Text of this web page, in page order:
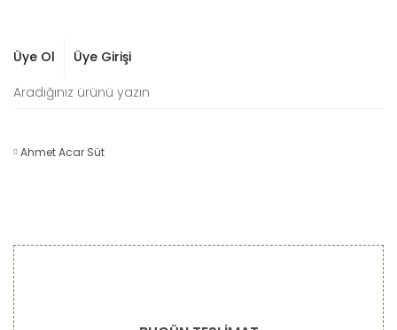
Üye Ol Üye Girişi
Ahmet Acar Süt